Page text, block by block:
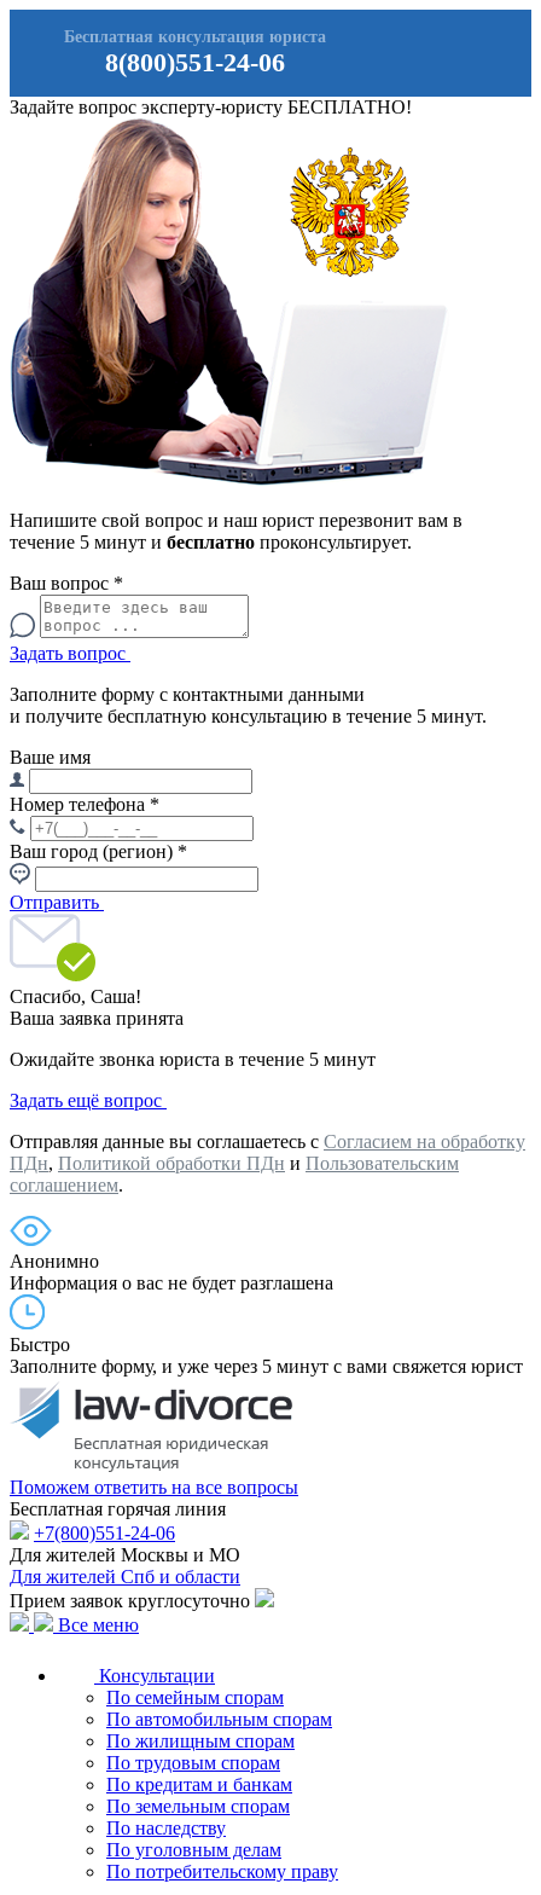
8(800)551-24-06
Бесплатная консультация юриста
Задайте вопрос эксперту-юристу БЕСПЛАТНО!
Напишите свой вопрос и наш юрист перезвонит вам в
течение 5 минут и бесплатно проконсультирует.
Ваш вопрос *
Задать вопрос
Заполните форму с контактными данными
и получите бесплатную консультацию в течение 5 минут.
Ваше имя
Номер телефона *
Ваш город (регион) *
Отправить
Спасибо, Саша!
Ваша заявка принята
Ожидайте звонка юриста в течение 5 минут
Задать ещё вопрос
Отправляя данные вы соглашаетесь с Согласием на обработку
ПДн, Политикой обработки ПДн и Пользовательским
соглашением.
Анонимно
Информация о вас не будет разглашена
Быстро
Заполните форму, и уже через 5 минут с вами свяжется юрист
Поможем ответить на все вопросы
Бесплатная горячая линия
+7(800)551-24-06
Для жителей Москвы и МО
Для жителей Спб и области
Прием заявок круглосуточно
Все меню
Консультации
По семейным спорам
По автомобильным спорам
По жилищным спорам
По трудовым спорам
По кредитам и банкам
По земельным спорам
По наследству
По уголовным делам
По потребительскому праву